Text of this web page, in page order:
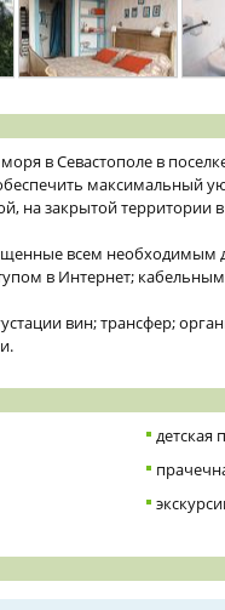
в Севастополе в
максимальный
на закрытой территории
всем необходимым
в Интернет;
вин; трансфер;
детская